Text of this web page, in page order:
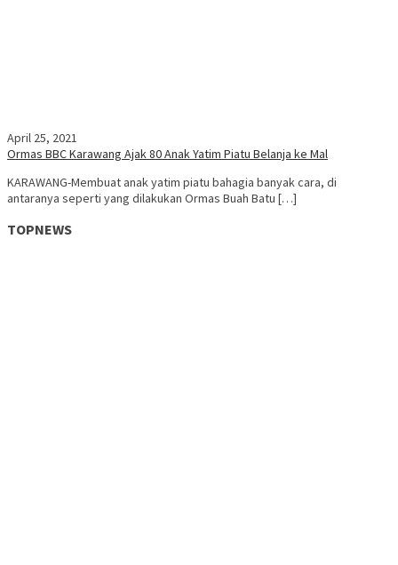
April 25, 2021
Ormas BBC Karawang Ajak 80 Anak Yatim Piatu Belanja ke Mal
KARAWANG-Membuat anak yatim piatu bahagia banyak cara, di
antaranya seperti yang dilakukan Ormas Buah Batu […]
TOPNEWS